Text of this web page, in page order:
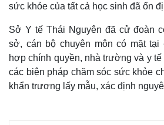
sức khỏe của tất cả học sinh đã ổn
Sở Y tế Thái Nguyên đã cử đoàn
sở, cán bộ chuyên môn có mặt tại
hợp chính quyền, nhà trường và y
các biện pháp chăm sóc sức khỏe
khẩn trương lấy mẫu, xác định